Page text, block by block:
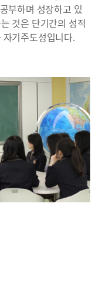
부하며 성장하고 있
것은 단기간의 성적
기주도성입니다.